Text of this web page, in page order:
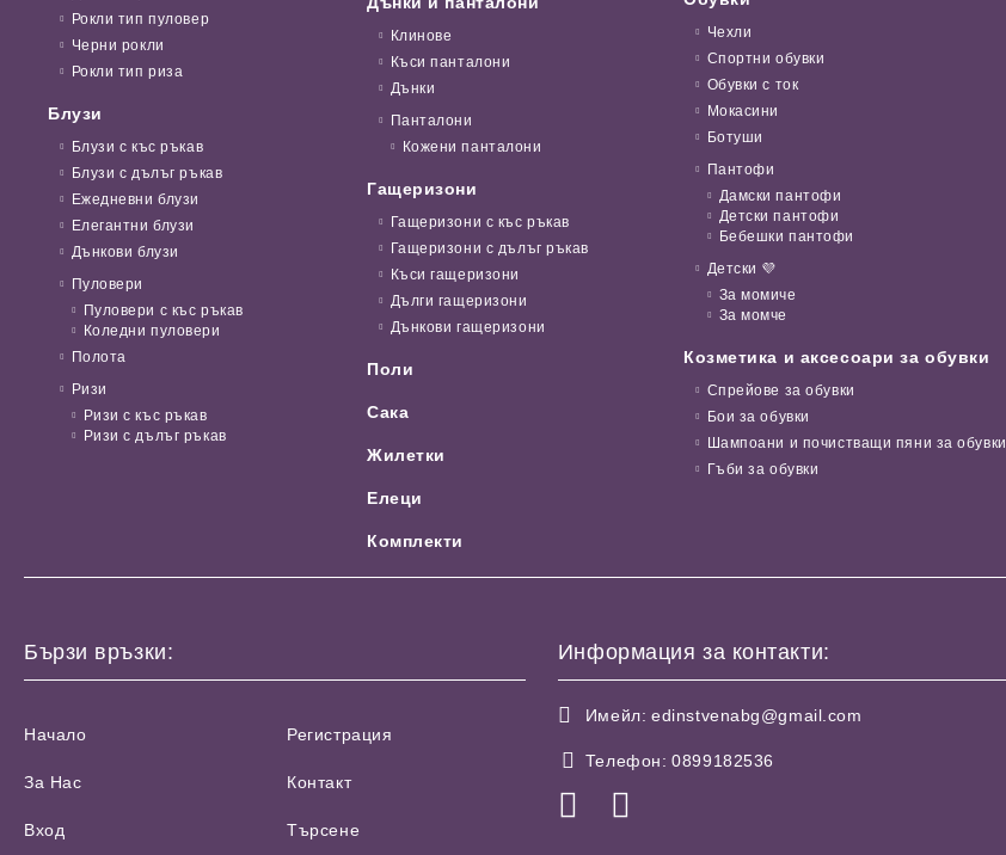
Рокли тип пуловер
Черни рокли
Рокли тип риза
Блузи
Блузи с къс ръкав
Блузи с дълъг ръкав
Ежедневни блузи
Елегантни блузи
Дънкови блузи
Пуловери
Пуловери с къс ръкав
Коледни пуловери
Полота
Ризи
Ризи с къс ръкав
Ризи с дълъг ръкав
Клинове
Къси панталони
Дънки
Панталони
Кожени панталони
Гащеризони
Гащеризони с къс ръкав
Гащеризони с дълъг ръкав
Къси гащеризони
Дълги гащеризони
Дънкови гащеризони
Поли
Сака
Жилетки
Елеци
Комплекти
Чехли
Спортни обувки
Обувки с ток
Мокасини
Ботуши
Пантофи
Дамски пантофи
Детски пантофи
Бебешки пантофи
Детски 💜
За момиче
За момче
Козметика и аксесоари за обувки
Спрейове за обувки
Бои за обувки
Шампоани и почистващи пяни за обувки
Гъби за обувки
Бързи връзки:
Начало
За Нас
Вход
Регистрация
Контакт
Търсене
Информация за контакти:
Имейл: edinstvenabg@gmail.com
Телефон: 0899182536